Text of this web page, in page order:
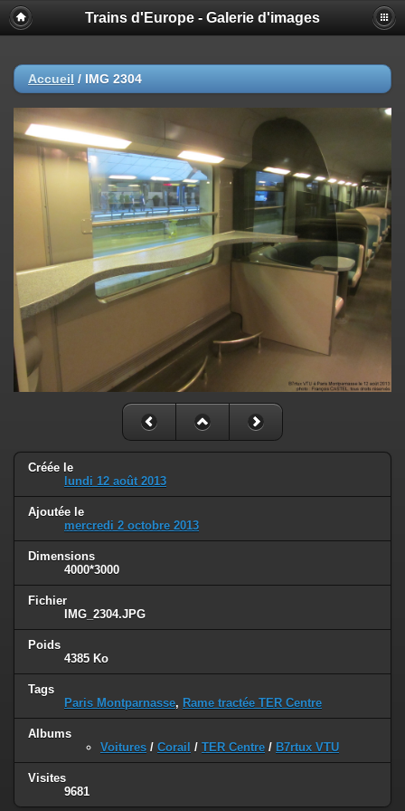
Trains d'Europe - Galerie d'images
Accueil / IMG 2304
Créée le
lundi 12 août 2013
Ajoutée le
mercredi 2 octobre 2013
Dimensions
4000*3000
Fichier
IMG_2304.JPG
Poids
4385 Ko
Tags
Paris Montparnasse, Rame tractée TER Centre
Albums
Voitures / Corail / TER Centre / B7rtux VTU
Visites
9681